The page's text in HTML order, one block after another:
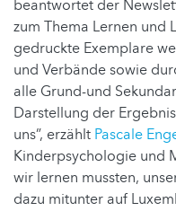
beantwortet der
zum Thema Lernen und
gedruckte Exemplare
und Verbände sowie
alle Grund-und
Darstellung der
uns”, erzählt Pascale
Kinderpsychologie und
wir lernen mussten,
dazu mitunter auf